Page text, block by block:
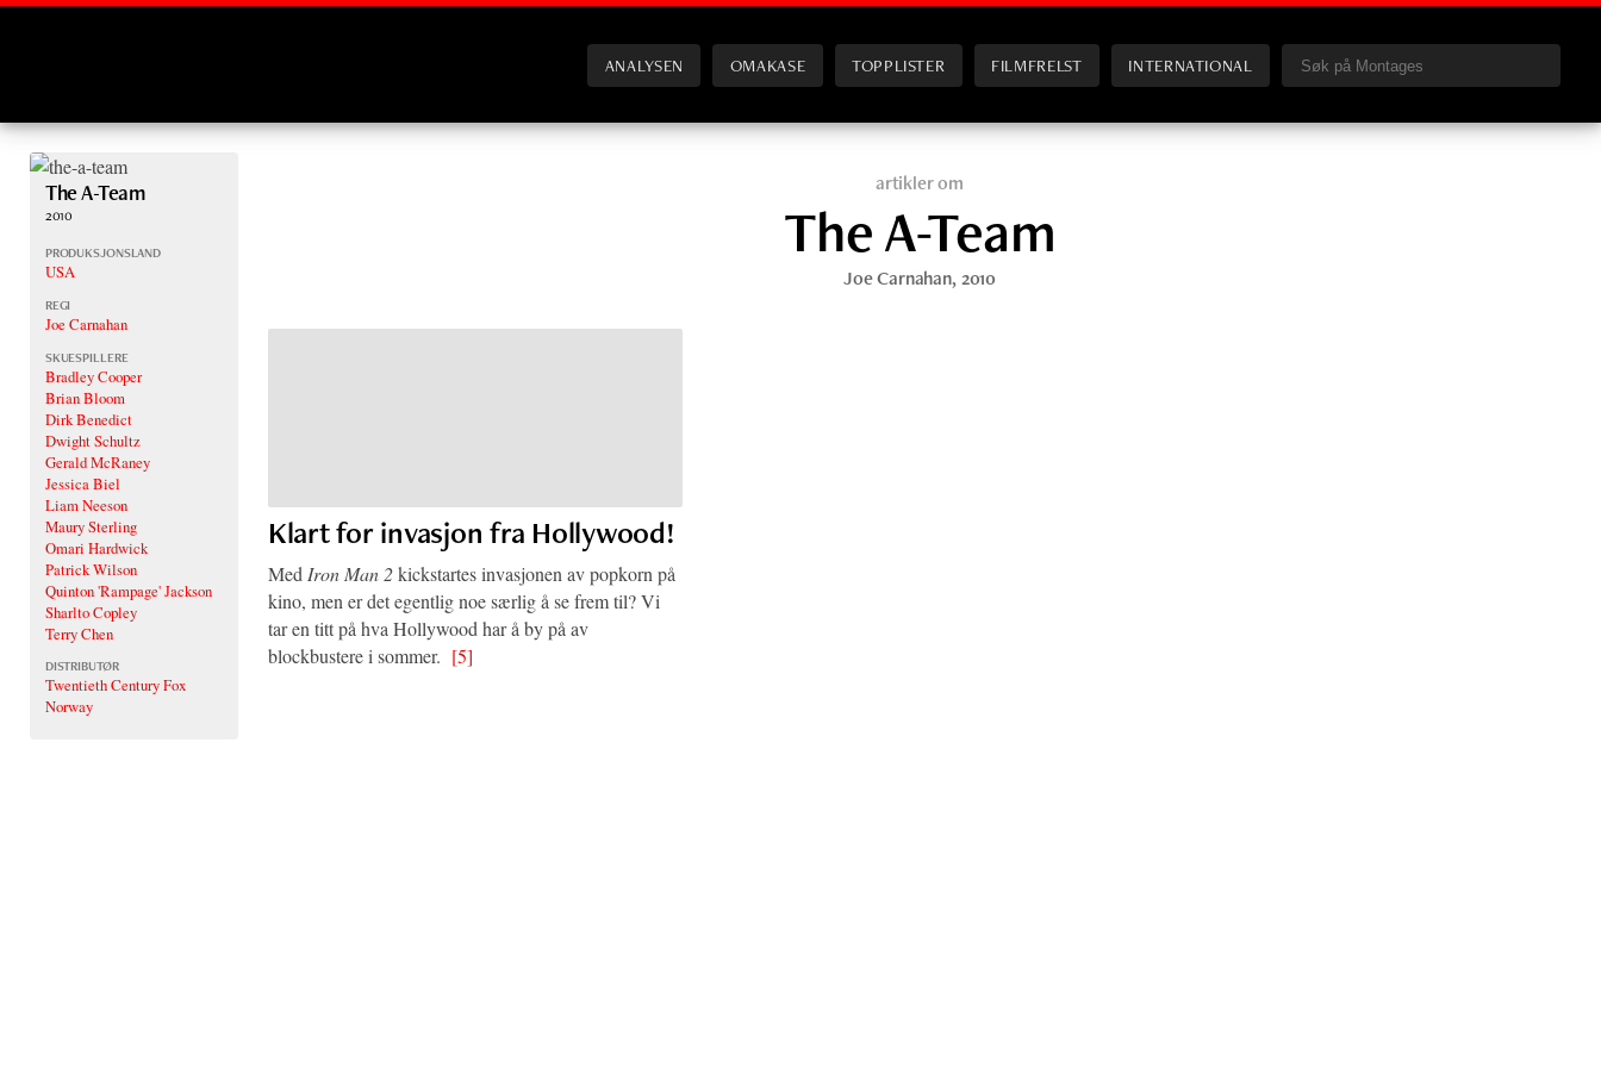
ANALYSEN OMAKASE TOPPLISTER FILMFRELST INTERNATIONAL
The A-Team
2010
PRODUKSJONSLAND
USA
REGI
Joe Carnahan
SKUESPILLERE
Bradley Cooper
Brian Bloom
Dirk Benedict
Dwight Schultz
Gerald McRaney
Jessica Biel
Liam Neeson
Maury Sterling
Omari Hardwick
Patrick Wilson
Quinton 'Rampage' Jackson
Sharlto Copley
Terry Chen
DISTRIBUTØR
Twentieth Century Fox
Norway
artikler om
The A-Team
Joe Carnahan, 2010
Klart for invasjon fra Hollywood!
Med Iron Man 2kickstartes invasjonen av popkorn på
kino, men er det egentlig noe særlig å se frem til? Vi
tar en titt på hva Hollywood har å by på av
blockbustere i sommer. [5]